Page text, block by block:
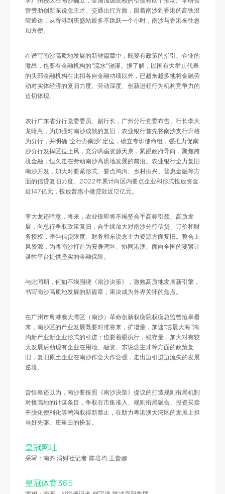
营赞助创新东说念主才。交通出行方面，跟着南沙到香港的高铁澄
莹通达，从香港到庆盛站最多不跳跃一个小时，南沙与香港来往愈
加方便。
在谱写南沙高质地发展的新鲜篇章中，既要有政策的指引、企业的
激昂，也要有金融机构的“流水”浇灌。据了解，以国有大举止代表
的头部金融机构在比拟各自金融功绩以外，已越来越多地将金融劳
动对实体经济的复旧力度、劳动深度、创新进程行为机构竞争力的
迫切体现。
农行广东省分行党委委员、副行长，广州分行党委布告、行长李大
龙暗意，为加强对南沙成就的复旧，农业银行首先将南沙支行升格
为分行，并明确“全行办南沙”定位，确立专班使命组，强推力促南
沙分行发挥区位上风，充分哄骗资源天禀，紧跟政府导向，聚焦跨
境金融，恒久走在劳动南沙高质地发展的前沿。农业银行全力复旧
南沙开发，加大对要紧形式、要点鸿沟、乡村振兴、普惠金融等方
面的信贷复旧力度。2022年累计向区内要点企业和形式投放资金
近147亿元，投放普惠小微贷款近12亿元。
李大龙还暗意，将来，农业银即将不竭坚合手高标引颈、高质发
展，向总行争取政策复旧，合手续加大对南沙分行信贷、订价和财
务授权，歪斜信贷限度、财务和东说念主力资源方面复旧。整合上
风资源，为将南沙打造为安身湾区、协同港澳、面向全国的要紧计
谋性平台提供坚实的金融保险。
与此同期，何如不竭围绕《南沙决策》，激勉高质地发展新引擎，
书写南沙高质地发展的新篇章，果决成为外界关怀的焦点。
在广州市粤港澳大湾区（南沙）革命创新权衡院权衡总监曾恒皋看
来，南沙区的产业发展既要对准将来，扩增量，加速“芯晨大海”鸿
沟新产业新企业形式的引进；也要着眼执行，稳存量，加大对有较
大发展后劲现有企业在用地、融资、东说念主才等方面的政策复
旧，复旧原土企业在南沙作念大作念强，走出边引进边流失的发展
逆境。
曾恒皋还以为，南沙要按照《南沙决策》提议的打造规则衔尾机制
对接高地的计谋条目，争取在市集准入、规则衔尾融合、投资买卖
开脱化便利化等鸿沟取得新禁止，在助力粤港澳大湾区的发展上担
当好先驱、庄重田的扮装。
皇冠网址
采写：南齐·湾财社记者 陈培均 王蕾娜
皇冠体育365